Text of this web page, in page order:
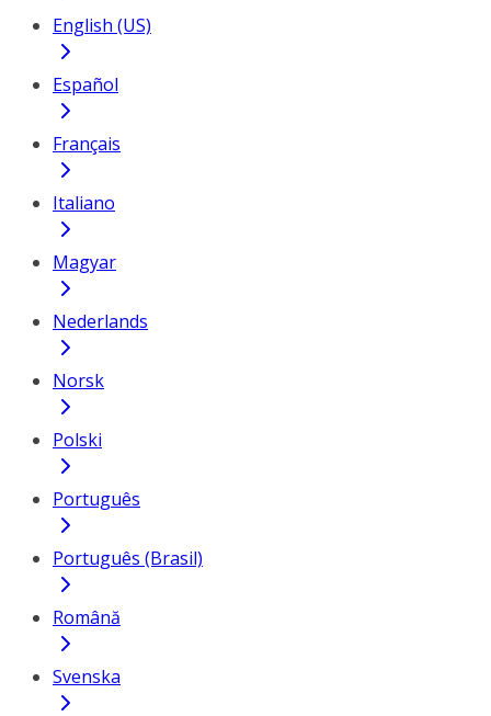
English (US)
Español
Français
Italiano
Magyar
Nederlands
Norsk
Polski
Português
Português (Brasil)
Română
Svenska